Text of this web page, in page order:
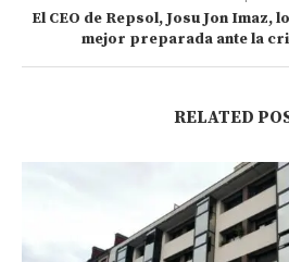
El CEO de Repsol, Josu Jon Imaz,
mejor preparada ante la
RELATED